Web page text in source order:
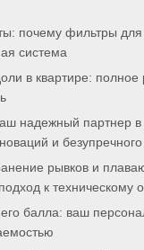
почему фильтры
система
в квартире: полное
надежный партнер
и
рывков и
к техническому
балла: ваш